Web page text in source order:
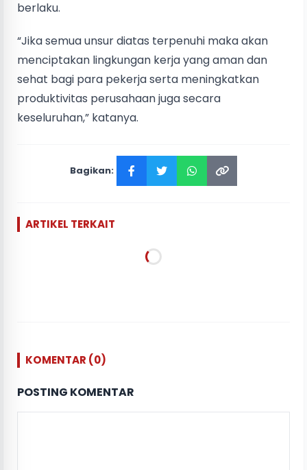
berlaku.
“Jika semua unsur diatas terpenuhi maka akan
menciptakan lingkungan kerja yang aman dan
sehat bagi para pekerja serta meningkatkan
produktivitas perusahaan juga secara
keseluruhan,” katanya.
Bagikan:
ARTIKEL TERKAIT
KOMENTAR (0)
POSTING KOMENTAR